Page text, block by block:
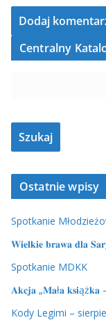
Centralny
Ostatnie wpisy
Spotkanie
𝐖𝐢𝐞𝐥𝐤𝐢𝐞 𝐛𝐫𝐚𝐰𝐚 𝐝𝐥𝐚
Spotkanie MDKK
𝐀𝐤𝐜𝐣𝐚 „𝐌𝐚ł𝐚 𝐤𝐬𝐢ąż𝐤𝐚
Kody Legimi –